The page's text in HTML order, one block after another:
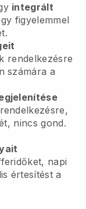
integrált
figyelemmel
rendelkezésre
számára a
nincs gond.
napi
értesítést a